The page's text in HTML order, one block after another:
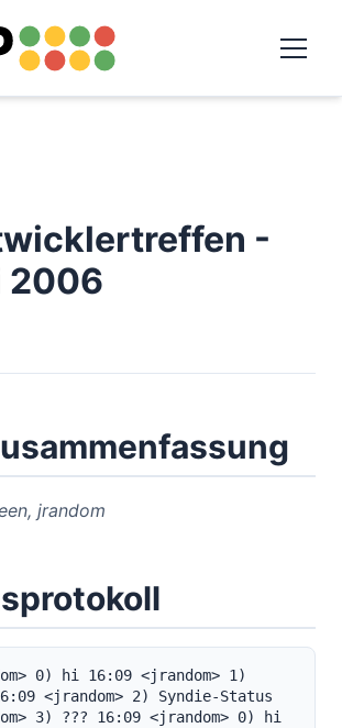
-
2006
jrandom
0) hi 16:09 <jrandom> 1)
<jrandom> 2) Syndie-Status
3) ??? 16:09 <jrandom> 0) hi